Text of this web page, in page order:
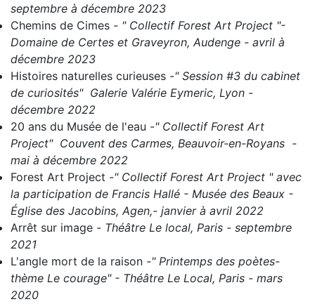
septembre à décembre 2023
Chemins de Cimes - " Collectif Forest Art Project "-
Domaine de Certes et Graveyron, Audenge - avril à
décembre 2023
Histoires naturelles curieuses -" Session #3 du cabinet
de curiosités" Galerie Valérie Eymeric, Lyon -
décembre 2022
20 ans du Musée de l'eau -" Collectif Forest Art
Project" Couvent des Carmes, Beauvoir-en-Royans -
mai à décembre 2022
Forest Art Project -" Collectif Forest Art Project " avec
la participation de Francis Hallé - Musée des Beaux -
Église des Jacobins, Agen,- janvier à avril 2022
Arrêt sur image - Théâtre Le local, Paris - septembre
2021
L'angle mort de la raison -" Printemps des poètes-
thème Le courage" - Théâtre Le Local, Paris - mars
2020